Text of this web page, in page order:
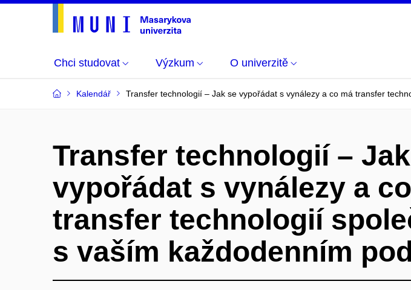
Chci studovat Výzkum O univerzitě
Kalendář Transfer technologií – Jak se vypořádat s vynálezy a co má transfer
Transfer technologií –
vypořádat s vynálezy a
transfer technologií
s vaším každodenním